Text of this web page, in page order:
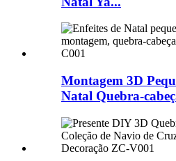
Montagem 3D
Natal Quebra-